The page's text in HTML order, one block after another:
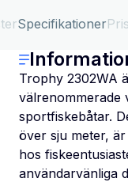
SpecifikationerPris
Trophy 2302WA
välrenommerade
sportfiskebåtar.
över sju meter,
hos
användarvänliga